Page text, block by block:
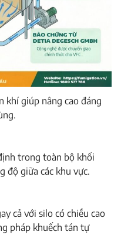
khí giúp nâng cao đáng
trong toàn bộ khối
độ giữa các khu vực.
cả với silo có chiều cao
pháp khuếch tán tự